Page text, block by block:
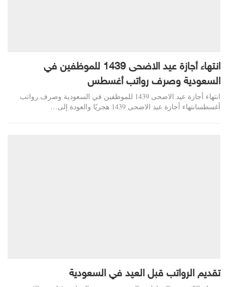
انتهاء أجازة عيد الاضحى 1439 للموظفين في
السعودية وصرف رواتب أغسطس
انتهاء أجازة عيد الاضحى 1439 للموظفين في السعودية وصرف رواتب
أغسطسانتهاء أجازة عيد الاضحى 1439 هجريًا والعودة إلى…
تقديم الرواتب قبل العيد في السعودية